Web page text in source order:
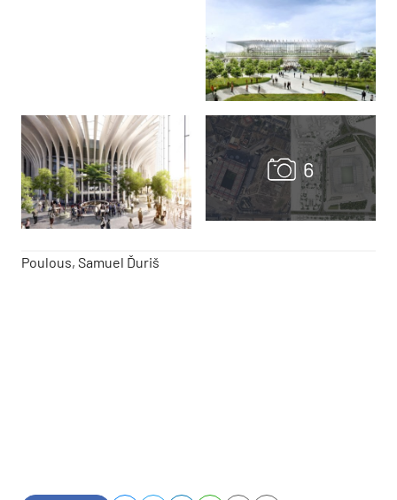
Poulous, Samuel Ďuriš